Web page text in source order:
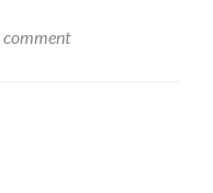
comment